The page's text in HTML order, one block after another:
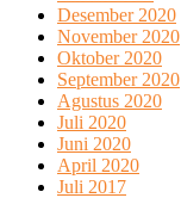
Desember 2020
November 2020
Oktober 2020
September 2020
Agustus 2020
Juli 2020
Juni 2020
April 2020
Juli 2017